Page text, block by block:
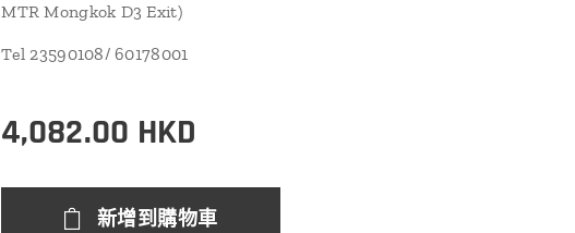
MTR Mongkok D3 Exit)
Tel 23590108/ 60178001
4,082.00 HKD
新增到購物車